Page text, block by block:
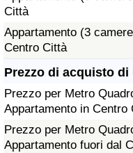
Città
Appartamento (3
Centro Città
Prezzo di acquisto
Prezzo per Metro
Appartamento in Centro
Prezzo per Metro
Appartamento fuori dal
Indice del Tasso di
Indice della Criminalità
Indice di criminalità per
Assistenza Sanitaria